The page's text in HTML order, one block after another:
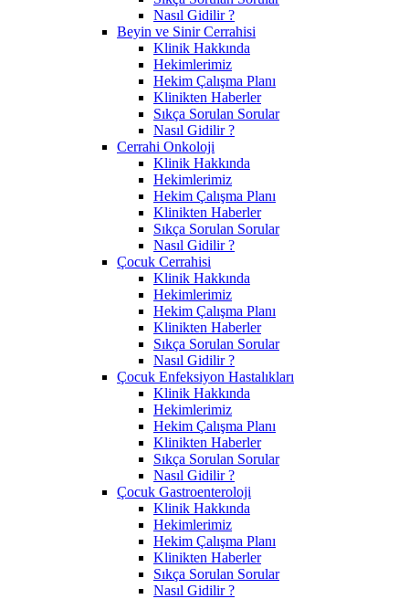
Nasıl Gidilir ?
Beyin ve Sinir Cerrahisi
Klinik Hakkında
Hekimlerimiz
Hekim Çalışma Planı
Klinikten Haberler
Sıkça Sorulan Sorular
Nasıl Gidilir ?
Cerrahi Onkoloji
Klinik Hakkında
Hekimlerimiz
Hekim Çalışma Planı
Klinikten Haberler
Sıkça Sorulan Sorular
Nasıl Gidilir ?
Çocuk Cerrahisi
Klinik Hakkında
Hekimlerimiz
Hekim Çalışma Planı
Klinikten Haberler
Sıkça Sorulan Sorular
Nasıl Gidilir ?
Çocuk Enfeksiyon Hastalıkları
Klinik Hakkında
Hekimlerimiz
Hekim Çalışma Planı
Klinikten Haberler
Sıkça Sorulan Sorular
Nasıl Gidilir ?
Çocuk Gastroenteroloji
Klinik Hakkında
Hekimlerimiz
Hekim Çalışma Planı
Klinikten Haberler
Sıkça Sorulan Sorular
Nasıl Gidilir ?